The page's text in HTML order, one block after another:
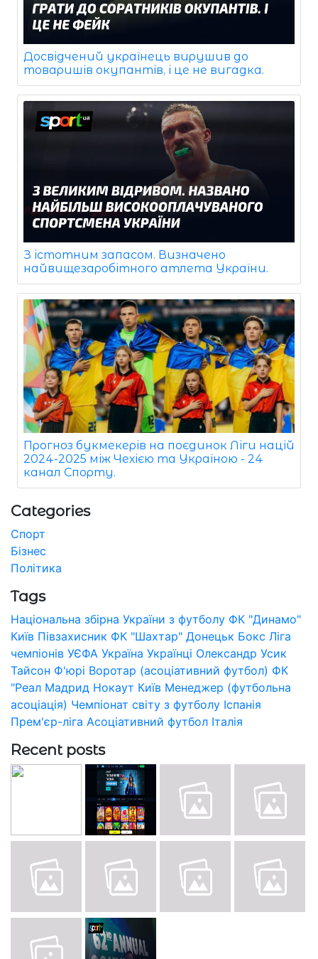
Досвідчений українець вирушив до
товаришів окупантів, і це не вигадка.
З істотним запасом. Визначено
найвищезаробітного атлета України.
Прогноз букмекерів на поєдинок Ліги націй
2024-2025 між Чехією та Україною - 24
канал Спорту.
Categories
Спорт
Бізнес
Політика
Tags
Національна збірна України з футболу ФК "Динамо"
Київ Півзахисник ФК "Шахтар" Донецьк Бокс Ліга
чемпіонів УЄФА Україна Українці Олександр Усик
Тайсон Ф'юрі Воротар (асоціативний футбол) ФК
"Реал Мадрид Нокаут Київ Менеджер (футбольна
асоціація) Чемпіонат світу з футболу Іспанія
Прем'єр-ліга Асоціативний футбол Італія
Recent posts